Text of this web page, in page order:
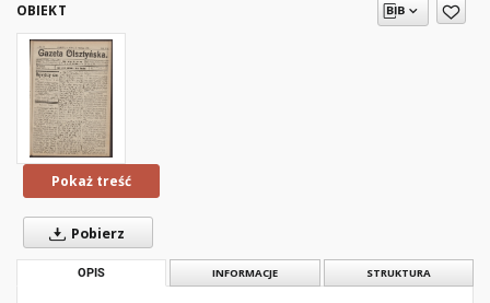
OBIEKT
Pokaż treść
Pobierz
OPIS INFORMACJE STRUKTURA